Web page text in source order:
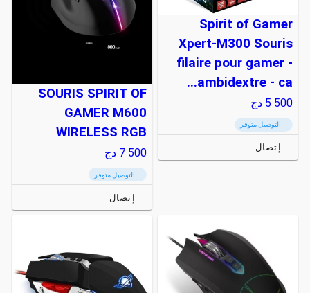
Spirit of Gamer
Xpert-M300 Souris
filaire pour gamer -
ambidextre - ca...
5 500 دج
التوصيل متوفر
إتصال
SOURIS SPIRIT OF
GAMER M600
WIRELESS RGB
7 500 دج
التوصيل متوفر
إتصال